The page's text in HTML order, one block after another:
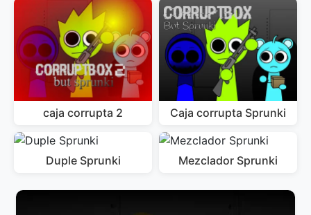
caja corrupta 2 Caja corrupta Sprunki
Duple Sprunki Mezclador Sprunki